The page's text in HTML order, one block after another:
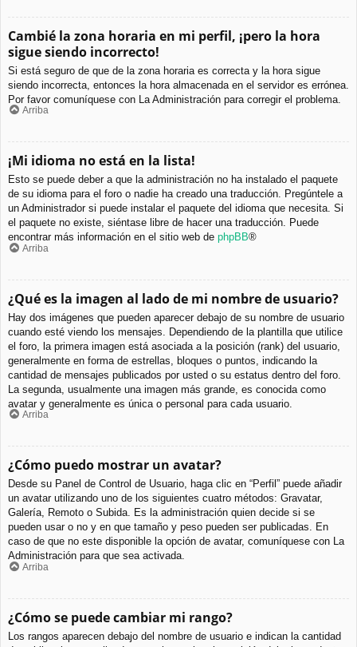
Cambié la zona horaria en mi perfil, ¡pero la hora
sigue siendo incorrecto!
Si está seguro de que de la zona horaria es correcta y la hora sigue
siendo incorrecta, entonces la hora almacenada en el servidor es errónea.
Por favor comuníquese con La Administración para corregir el problema.
Arriba
¡Mi idioma no está en la lista!
Esto se puede deber a que la administración no ha instalado el paquete
de su idioma para el foro o nadie ha creado una traducción. Pregúntele a
un Administrador si puede instalar el paquete del idioma que necesita. Si
el paquete no existe, siéntase libre de hacer una traducción. Puede
encontrar más información en el sitio web de phpBB®
Arriba
¿Qué es la imagen al lado de mi nombre de usuario?
Hay dos imágenes que pueden aparecer debajo de su nombre de usuario
cuando esté viendo los mensajes. Dependiendo de la plantilla que utilice
el foro, la primera imagen está asociada a la posición (rank) del usuario,
generalmente en forma de estrellas, bloques o puntos, indicando la
cantidad de mensajes publicados por usted o su estatus dentro del foro.
La segunda, usualmente una imagen más grande, es conocida como
avatar y generalmente es única o personal para cada usuario.
Arriba
¿Cómo puedo mostrar un avatar?
Desde su Panel de Control de Usuario, haga clic en “Perfil” puede añadir
un avatar utilizando uno de los siguientes cuatro métodos: Gravatar,
Galería, Remoto o Subida. Es la administración quien decide si se
pueden usar o no y en que tamaño y peso pueden ser publicadas. En
caso de que no este disponible la opción de avatar, comuníquese con La
Administración para que sea activada.
Arriba
¿Cómo se puede cambiar mi rango?
Los rangos aparecen debajo del nombre de usuario e indican la cantidad